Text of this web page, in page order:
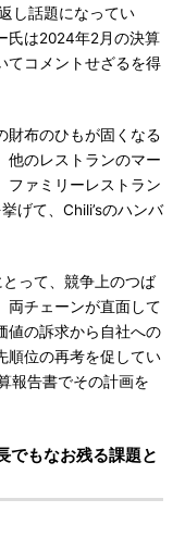
し話題になってい
氏は2024年2月の決算
てコメントせざるを得
布のひもが固くなる
他のレストランのマー
ファミリーレストラン
げて、Chili’sのハンバ
って、競争上のつば
両チェーンが直面して
値の訴求から自社への
順位の再考を促してい
報告書でその計画を
でもなお残る課題と